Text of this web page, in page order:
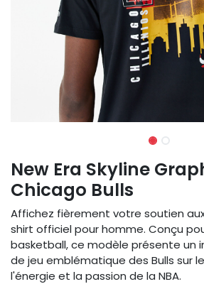
New Era Skyline
Chicago Bulls
Affichez fièrement votre soutien
shirt officiel pour homme. Conçu
basketball, ce modèle présente un
de jeu emblématique des Bulls sur
l'énergie et la passion de la NBA.